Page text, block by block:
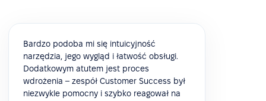
Bardzo podoba mi się intuicyjność
narzędzia, jego wygląd i łatwość obsługi.
Dodatkowym atutem jest proces
wdrożenia – zespół Customer Success był
niezwykle pomocny i szybko reagował na